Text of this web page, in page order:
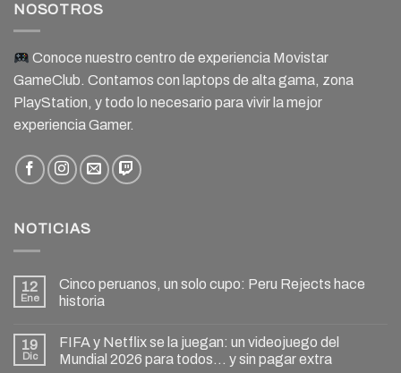
NOSOTROS
Conoce nuestro centro de experiencia Movistar
GameClub. Contamos con laptops de alta gama, zona
PlayStation, y todo lo necesario para vivir la mejor
experiencia Gamer.
NOTICIAS
12
Ene
Cinco peruanos, un solo cupo: Peru Rejects hace
historia
19
Dic
FIFA y Netflix se la juegan: un videojuego del
Mundial 2026 para todos… y sin pagar extra